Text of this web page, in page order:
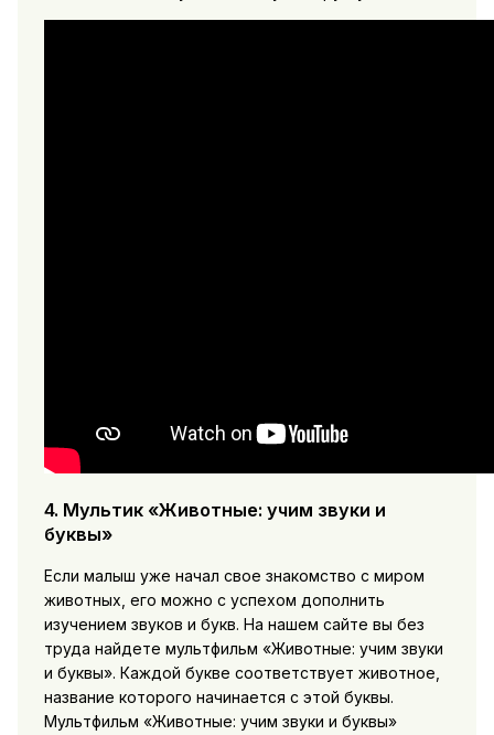
4. Мультик «Животные: учим звуки и
буквы»
Если малыш уже начал свое знакомство с миром
животных, его можно с успехом дополнить
изучением звуков и букв. На нашем сайте вы без
труда найдете мультфильм «Животные: учим звуки
и буквы». Каждой букве соответствует животное,
название которого начинается с этой буквы.
Мультфильм «Животные: учим звуки и буквы»